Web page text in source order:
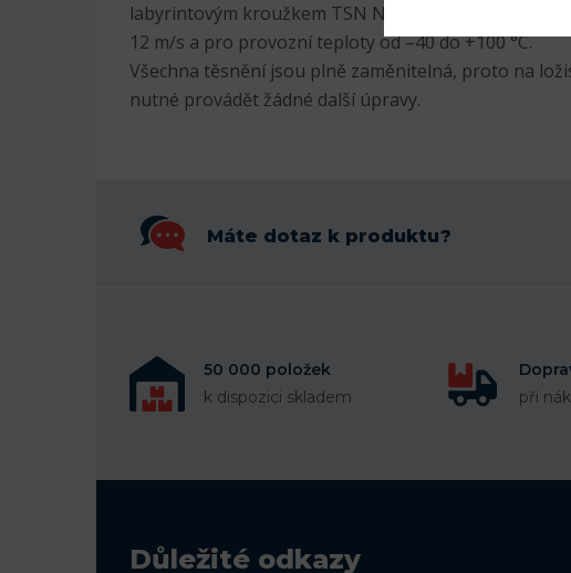
labyrintovým kroužkem TSN ND v provedení pro
12 m/s a pro provozní teploty od –40 do +100 °C.
Všechna těsnění jsou plně zaměnitelná, proto na
nutné provádět žádné další úpravy.
Máte dotaz k produktu?
50 000 položek
k dispozici skladem
při
Důležité odkazy